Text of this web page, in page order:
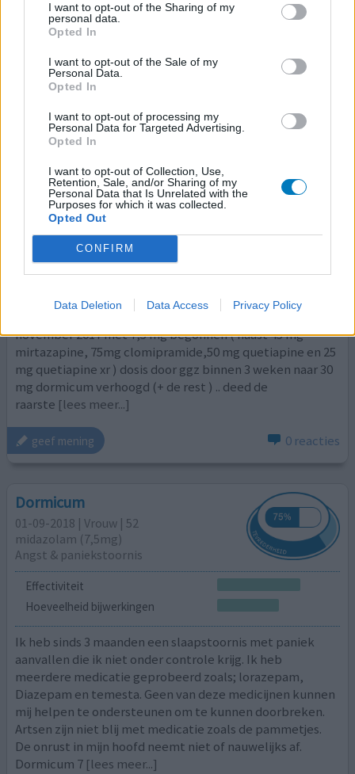
I want to opt-out of the Sharing of my
personal data.
Opted In
I want to opt-out of the Sale of my
Personal Data.
Opted In
I want to opt-out of processing my
Personal Data for Targeted Advertising.
Opted In
I want to opt-out of Collection, Use,
Retention, Sale, and/or Sharing of my
Personal Data that Is Unrelated with the
Purposes for which it was collected.
Opted Out
CONFIRM
Data Deletion Data Access Privacy Policy
slaperig/moe. dit middel werkt goed genoeg. Lagere
dosering wél geprobeerd, maar was niet effectie
geef mening
Dormicum
midazolam (7,5mg)
Slapeloosheid
Effectiviteit
Hoeveelheid bijwerkingen
gezet( begonnen op 7,5 mg) omdat ik niet in slaap val en
als ik slaap gek word van herbelevingen . Ik ben in
november 2017 met 7,5 mg begonnen ( naast 45 mg
mirtazapine, 75mg clomipramide,50 mg quetiapine en 25
mg quetiapine xr ) dosis door ggz binnen 3 weken naar 30
mg dormicum verhoogd (+ de rest ) .. deed de
raarste [lees meer...]
geef mening 0 reacties
Dormicum
01-09-2018 | Vrouw | 52
midazolam (7,5mg)
Angst & paniekstoornis
Effectiviteit
Hoeveelheid bijwerkingen
Ik heb sinds 3 maanden een slaapstoornis met paniek
aanvallen die ik niet onder controle krijg. Ik heb
meerdere medicatie geprobeerd zoals; lorazepam,
Diazepam en temesta. Geen van deze medicijnen kunnen
mij helpen te ondersteunen om te kunnen doorbreken.
Artsen zijn niet blij met medicatie zoals de pammetjes.
De onrust in mijn hoofd neemt niet of nauwelijks af.
Dormicum 7 [lees meer...]